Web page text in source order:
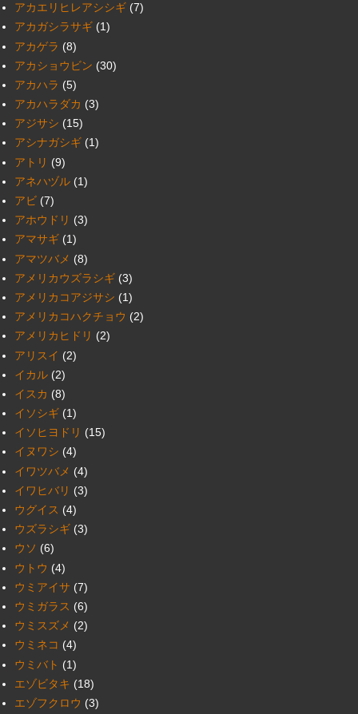
アカエリヒレアシシギ (7)
アカガシラサギ (1)
アカゲラ (8)
アカショウビン (30)
アカハラ (5)
アカハラダカ (3)
アジサシ (15)
アシナガシギ (1)
アトリ (9)
アネハヅル (1)
アビ (7)
アホウドリ (3)
アマサギ (1)
アマツバメ (8)
アメリカウズラシギ (3)
アメリカコアジサシ (1)
アメリカコハクチョウ (2)
アメリカヒドリ (2)
アリスイ (2)
イカル (2)
イスカ (8)
イソシギ (1)
イソヒヨドリ (15)
イヌワシ (4)
イワツバメ (4)
イワヒバリ (3)
ウグイス (4)
ウズラシギ (3)
ウソ (6)
ウトウ (4)
ウミアイサ (7)
ウミガラス (6)
ウミスズメ (2)
ウミネコ (4)
ウミバト (1)
エゾビタキ (18)
エゾフクロウ (3)